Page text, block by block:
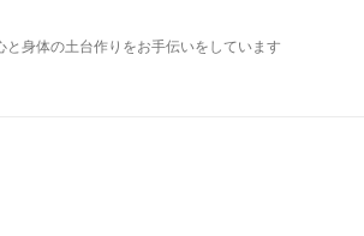
と身体の土台作りをお手伝いをしています